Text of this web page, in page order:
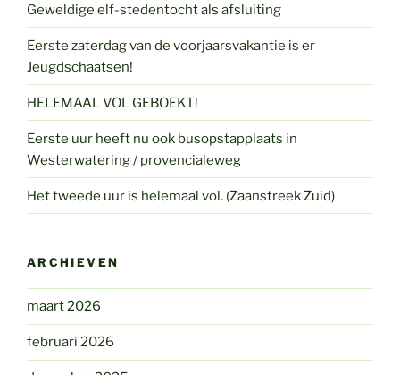
Geweldige elf-stedentocht als afsluiting
Eerste zaterdag van de voorjaarsvakantie is er
Jeugdschaatsen!
HELEMAAL VOL GEBOEKT!
Eerste uur heeft nu ook busopstapplaats in
Westerwatering / provencialeweg
Het tweede uur is helemaal vol. (Zaanstreek Zuid)
ARCHIEVEN
maart 2026
februari 2026